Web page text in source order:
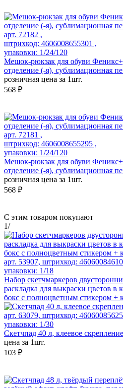
арт. 72182 ,
штрихкод: 4606008655301 ,
упаковки: 1/24/120
Мешок-рюкзак для обуви
отделение (-я), сублимационная
розничная цена за 1шт.
568 ₽
арт. 72181 ,
штрихкод: 4606008655295 ,
упаковки: 1/24/120
Мешок-рюкзак для обуви
отделение (-я), сублимационная
розничная цена за 1шт.
568 ₽
С этим товаром покупают
1/
арт. 53907, штрихкод:
упаковки: 1/18
Набор скетчмаркеров
раскладка для выкраски цветов в
бокс с полноцветным стикером +
арт. 63079, штрихкод:
упаковки: 1/30
Скетчпад 40 л, клеевое
цена за 1шт.
103 ₽